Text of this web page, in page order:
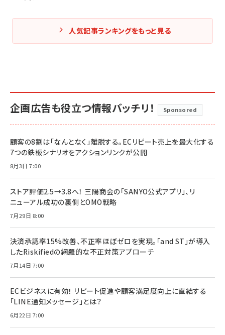
人気記事ランキングをもっと見る
企画広告も役立つ情報バッチリ！ Sponsored
顧客の8割は「なんとなく」離脱する。ECリピート売上を最大化する
7つの鉄板シナリオをアクションリンクが公開
8月3日 7:00
ストア評価2.5→3.8へ！ 三陽商会の「SANYO公式アプリ」、リ
ニューアル成功の裏側とOMO戦略
7月29日 8:00
決済承認率15%改善、不正率ほぼゼロを実現。「and ST」が導入
したRiskifiedの網羅的な不正対策アプローチ
7月14日 7:00
ECビジネスに有効！ リピート促進や顧客満足度向上に直結する
「LINE通知メッセージ」とは？
6月22日 7:00